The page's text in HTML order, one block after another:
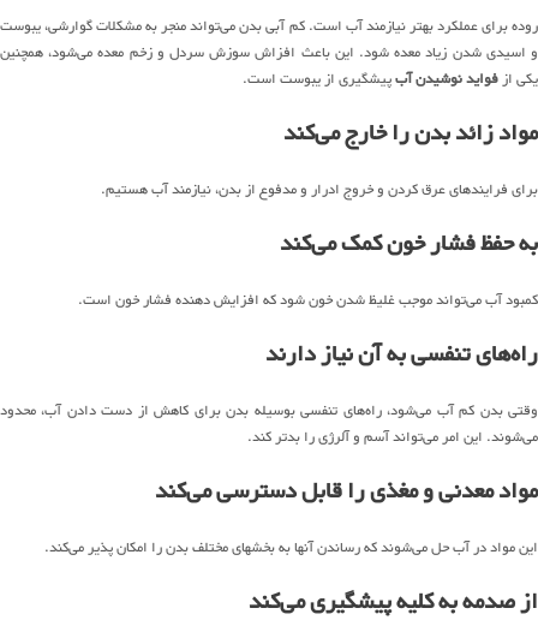
روده برای عملکرد بهتر نیازمند آب است. کم آبی بدن می‌تواند منجر به مشکلات گوارشی، یبوست
و اسیدی شدن زیاد معده شود. این باعث افزاش سوزش سردل و زخم معده می‌شود، همچنین
یکی ازفواید نوشیدن آبپیشگیری از یبوست است.
مواد زائد بدن را خارج می‌کند
برای فرایندهای عرق کردن و خروج ادرار و مدفوع از بدن، نیازمند آب هستیم.
به حفظ فشار خون کمک می‌کند
کمبود آب می‌تواند موجب غلیظ شدن خون شود که افزایش دهنده فشار خون است.
راه‌های تنفسی به آن نیاز دارند
وقتی بدن کم آب می‌شود، راه‌های تنفسی بوسیله بدن برای کاهش از دست دادن آب، محدود
می‌شوند. این امر می‌تواند آسم و آلرژی را بدتر کند.
مواد معدنی و مغذی را قابل دسترسی‌ می‌کند
این مواد در آب حل می‌شوند که رساندن آنها به بخشهای مختلف بدن را امکان پذیر می‌کند.
از صدمه به کلیه پیشگیری می‌کند